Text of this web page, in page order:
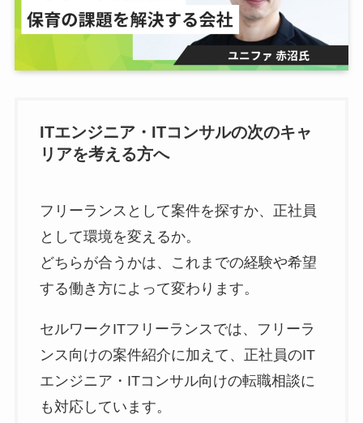
ITエンジニア・ITコンサルの次のキャ
リアを考える方へ
フリーランスとして案件を探すか、正社員
として環境を変えるか。
どちらが合うかは、これまでの経験や希望
する働き方によって変わります。
セルワークITフリーランスでは、フリーラ
ンス向けの案件紹介に加えて、正社員のIT
エンジニア・ITコンサル向けの転職相談に
も対応しています。